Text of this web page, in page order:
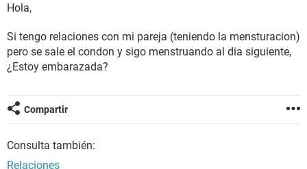
BIENESTAR
SEXUALIDAD
Hola,
Si tengo relaciones con mi pareja (teniendo la mensturacion)
pero se sale el condon y sigo menstruando al dia siguiente,
¿Estoy embarazada?
Compartir
Consulta también:
Relaciones